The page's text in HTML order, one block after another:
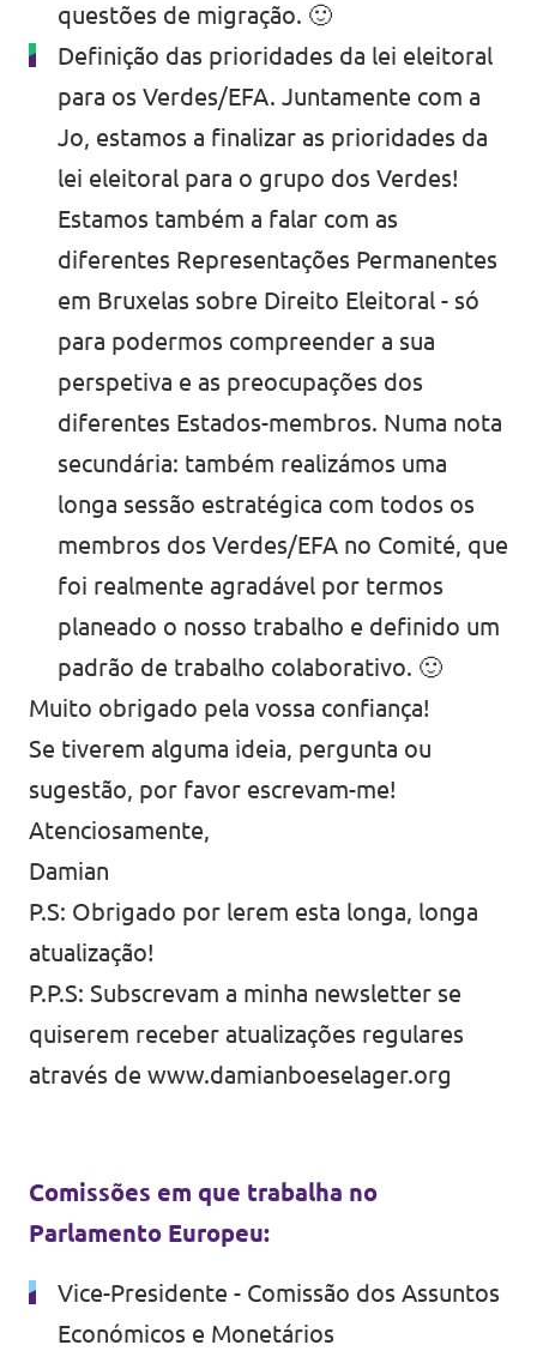
questões de migração. 🙂
Definição das prioridades da lei eleitoral
para os Verdes/EFA. Juntamente com a
Jo, estamos a finalizar as prioridades da
lei eleitoral para o grupo dos Verdes!
Estamos também a falar com as
diferentes Representações Permanentes
em Bruxelas sobre Direito Eleitoral - só
para podermos compreender a sua
perspetiva e as preocupações dos
diferentes Estados-membros. Numa nota
secundária: também realizámos uma
longa sessão estratégica com todos os
membros dos Verdes/EFA no Comité, que
foi realmente agradável por termos
planeado o nosso trabalho e definido um
padrão de trabalho colaborativo. 🙂
Muito obrigado pela vossa confiança!
Se tiverem alguma ideia, pergunta ou
sugestão, por favor escrevam-me!
Atenciosamente,
Damian
P.S: Obrigado por lerem esta longa, longa
atualização!
P.P.S: Subscrevam a minha newsletter se
quiserem receber atualizações regulares
através de www.damianboeselager.org
Comissões em que trabalha no
Parlamento Europeu:
Vice-Presidente - Comissão dos Assuntos
Económicos e Monetários